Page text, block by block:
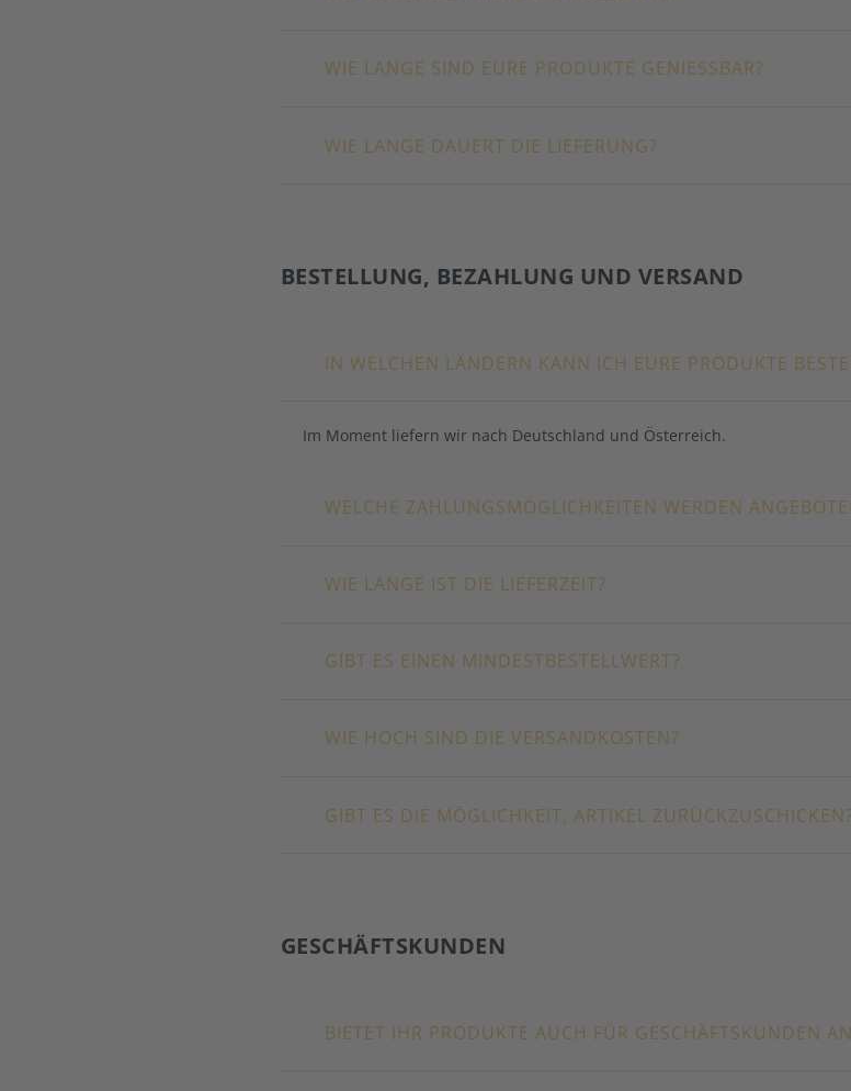
WIE LANGE SIND EURE PRODUKTE GENIESSBAR?
WIE LANGE DAUERT DIE LIEFERUNG?
BESTELLUNG, BEZAHLUNG UND VERSAND
IN WELCHEN LÄNDERN KANN ICH EURE PRODUKTE
Im Moment liefern wir nach Deutschland und Österreich.
WELCHE ZAHLUNGSMÖGLICHKEITEN WERDEN
WIE LANGE IST DIE LIEFERZEIT?
GIBT ES EINEN MINDESTBESTELLWERT?
WIE HOCH SIND DIE VERSANDKOSTEN?
GIBT ES DIE MÖGLICHKEIT, ARTIKEL ZURÜCKZUSCHICKEN?
GESCHÄFTSKUNDEN
BIETET IHR PRODUKTE AUCH FÜR GESCHÄFTSKUNDEN